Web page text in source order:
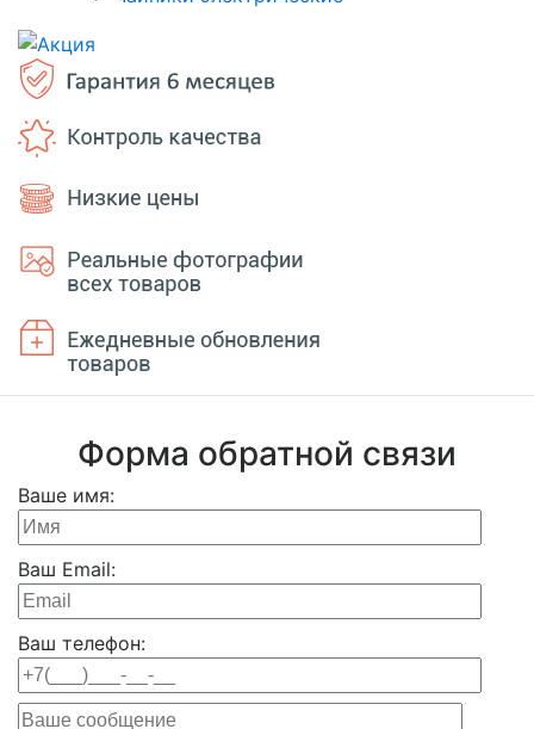
Форма обратной связи
Ваше имя:
Ваш Email:
Ваш телефон: